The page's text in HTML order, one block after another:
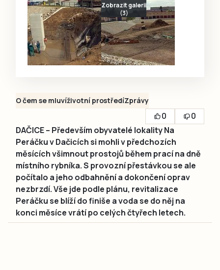
Zobrazit galerii
(3)
O čem se mluvíživotní prostředíZprávy
0
0
DAČICE – Především obyvatelé lokality Na
Peráčku v Dačicích si mohli v předchozích
měsících všimnout prostojů během prací na dně
místního rybníka. S provozní přestávkou se ale
počítalo a jeho odbahnění a dokončení oprav
nezbrzdí. Vše jde podle plánu, revitalizace
Peráčku se blíží do finiše a voda se do něj na
konci měsíce vrátí po celých čtyřech letech.